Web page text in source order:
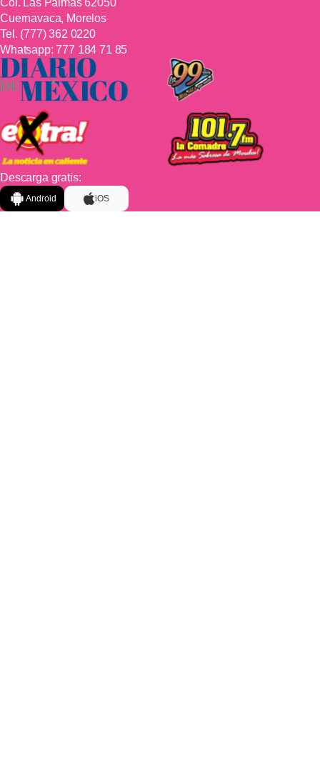
Cuernavaca, Morelos
Tel. (777) 362 0220
Whatsapp:777 184 71 85
Descarga gratis:
Android iOS